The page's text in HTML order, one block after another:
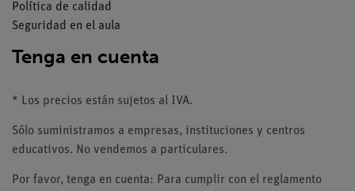
Política de calidad
Seguridad en el aula
Tenga en cuenta
* Los precios están sujetos al IVA.
Sólo suministramos a empresas, instituciones y centros
educativos. No vendemos a particulares.
Por favor, tenga en cuenta: Para cumplir con el reglamento